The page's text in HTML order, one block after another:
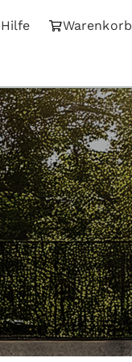
Hilfe Warenkorb